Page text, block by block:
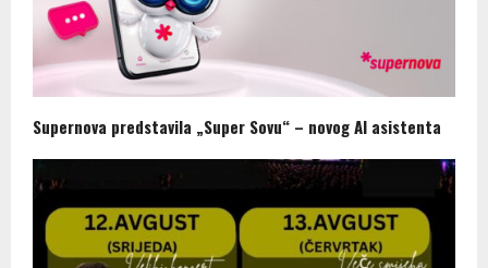
Supernova predstavila „Super Sovu“ – novog AI asistenta